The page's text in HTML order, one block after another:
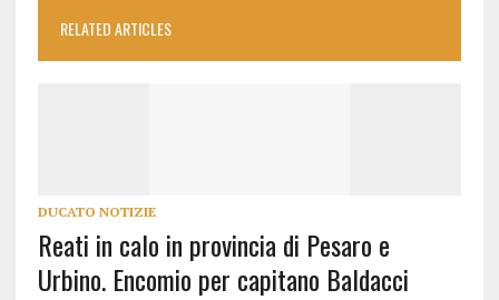
RELATED ARTICLES
DUCATO NOTIZIE
Reati in calo in provincia di Pesaro e
Urbino. Encomio per capitano Baldacci